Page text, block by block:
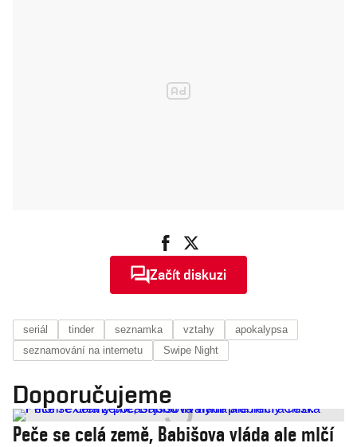
Začít diskuzi
seriál tinder seznamka vztahy
apokalypsa
seznamování na internetu
Swipe Night
Doporučujeme
Peče se celá země, Babišova vláda ale mlčí